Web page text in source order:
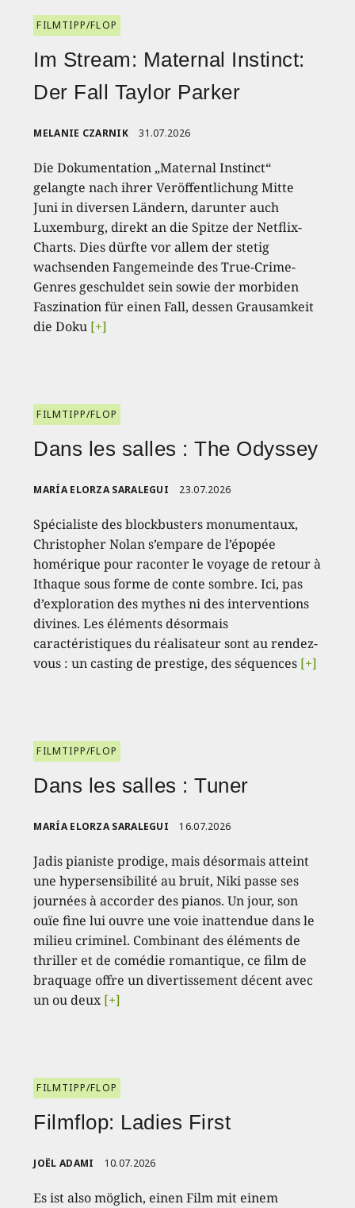
FILMTIPP/FLOP
Im Stream: Maternal Instinct:
Der Fall Taylor Parker
MELANIE CZARNIK 31.07.2026
Die Dokumentation „Maternal Instinct“
gelangte nach ihrer Veröffentlichung Mitte
Juni in diversen Ländern, darunter auch
Luxemburg, direkt an die Spitze der Netflix-
Charts. Dies dürfte vor allem der stetig
wachsenden Fangemeinde des True-Crime-
Genres geschuldet sein sowie der morbiden
Faszination für einen Fall, dessen Grausamkeit
die Doku [+]
FILMTIPP/FLOP
Dans les salles : The Odyssey
MARÍA ELORZA SARALEGUI 23.07.2026
Spécialiste des blockbusters monumentaux,
Christopher Nolan s’empare de l’épopée
homérique pour raconter le voyage de retour à
Ithaque sous forme de conte sombre. Ici, pas
d’exploration des mythes ni des interventions
divines. Les éléments désormais
caractéristiques du réalisateur sont au rendez-
vous : un casting de prestige, des séquences [+]
FILMTIPP/FLOP
Dans les salles : Tuner
MARÍA ELORZA SARALEGUI 16.07.2026
Jadis pianiste prodige, mais désormais atteint
une hypersensibilité au bruit, Niki passe ses
journées à accorder des pianos. Un jour, son
ouïe fine lui ouvre une voie inattendue dans le
milieu criminel. Combinant des éléments de
thriller et de comédie romantique, ce film de
braquage offre un divertissement décent avec
un ou deux[+]
FILMTIPP/FLOP
Filmflop: Ladies First
JOËL ADAMI 10.07.2026
Es ist also möglich, einen Film mit einem